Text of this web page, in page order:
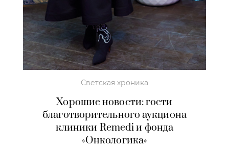
Светская хроника
Хорошие новости: гости
благотворительного аукциона
клиники Remedi и фонда
«Онкологика»